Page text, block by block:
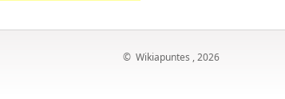
© Wikiapuntes , 2026